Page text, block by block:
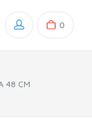
0
48 CM